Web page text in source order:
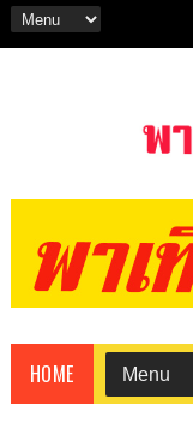
HOME